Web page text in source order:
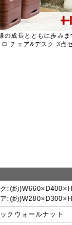
の成長とともに歩みま
ロ チェア&デスク 3点
:(約
:(約
クウォールナット